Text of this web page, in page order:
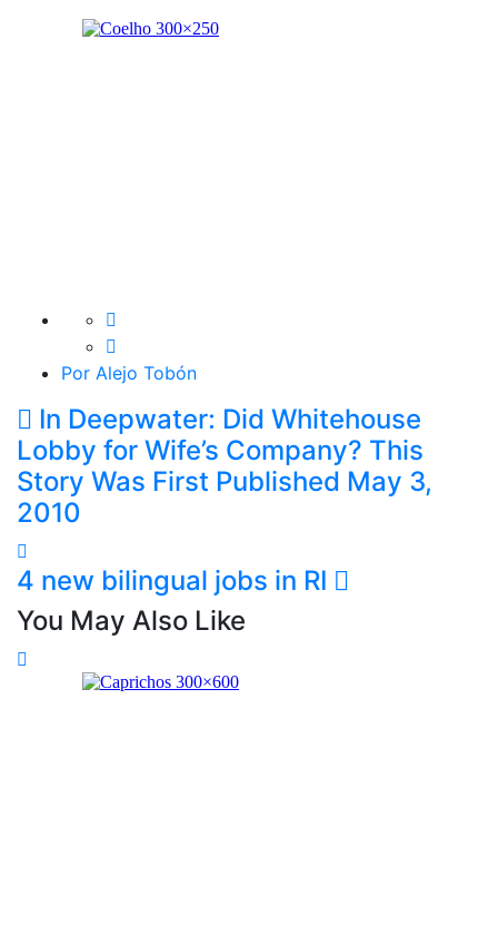
Por Alejo Tobón
In Deepwater: Did Whitehouse
Lobby for Wife’s Company? This
Story Was First Published May 3,
2010
4 new bilingual jobs in RI
You May Also Like